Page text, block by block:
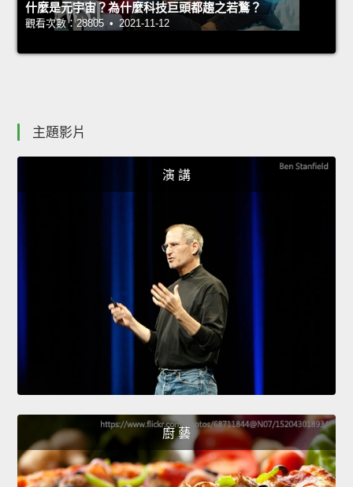
什麼是元宇宙？為什麼科技巨頭都趨之若鶩？
觀看次數：28805 • 2021-11-12
主題影片
演 講
廚 藝